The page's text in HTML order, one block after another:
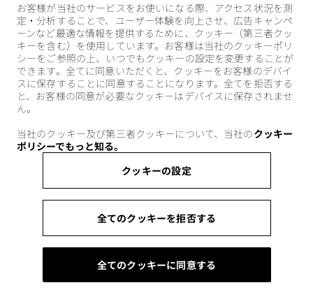
お客様が当社のサービスをお使いになる際、アクセス状況を測
定・分析することで、ユーザー体験を向上させ、広告キャンペ
ーンなど最適な情報を提供するために、クッキー（第三者クッ
キーを含む）を使用しています。お客様は当社のクッキーポリ
シーをご参照の上、いつでもクッキーの設定を変更することが
できます。全てに同意いただくと、クッキーをお客様のデバイ
スに保存することに同意することになります。全てを拒否する
と、お客様の同意が必要なクッキーはデバイスに保存されませ
ん。
当社のクッキー及び第三者クッキーについて、当社のクッキー
ポリシーでもっと知る。
クッキーの設定
全てのクッキーを拒否する
全てのクッキーに同意する